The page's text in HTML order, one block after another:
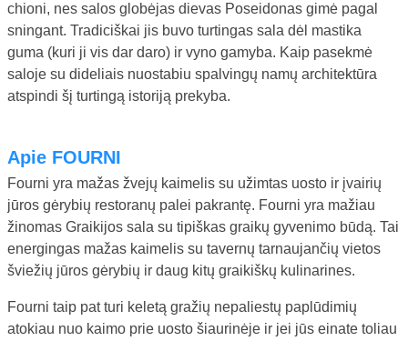
chioni, nes salos globėjas dievas Poseidonas gimė pagal
sningant. Tradiciškai jis buvo turtingas sala dėl mastika
guma (kuri ji vis dar daro) ir vyno gamyba. Kaip pasekmė
saloje su dideliais nuostabiu spalvingų namų architektūra
atspindi šį turtingą istoriją prekyba.
Apie FOURNI
Fourni yra mažas žvejų kaimelis su užimtas uosto ir įvairių
jūros gėrybių restoranų palei pakrantę. Fourni yra mažiau
žinomas Graikijos sala su tipiškas graikų gyvenimo būdą. Tai
energingas mažas kaimelis su tavernų tarnaujančių vietos
šviežių jūros gėrybių ir daug kitų graikiškų kulinarines.
Fourni taip pat turi keletą gražių nepaliestų paplūdimių
atokiau nuo kaimo prie uosto šiaurinėje ir jei jūs einate toliau